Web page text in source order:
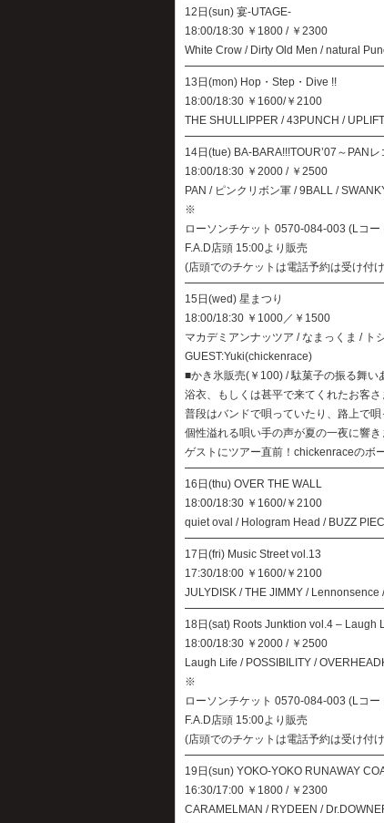
12日(sun) 宴-UTAGE-
18:00/18:30 ￥1800 / ￥2300
White Crow / Dirty Old Men / natural
13日(mon) Hop・Step・Dive !!
18:00/18:30 ￥1600/￥2100
THE SHULLIPPER / 43PUNCH /
14日(tue) BA-BARA!!!TOUR’07～PANレ
18:00/18:30 ￥2000 / ￥2500
PAN / ピンクリボン軍 / 9BALL /
※
ローソンチケット 0570-084-003 (Lコ
F.A.D店頭 15:00より販売
(店頭でのチケットは電話予約は受け付
15日(wed) 星まつり
18:00/18:30 ￥1000／￥1500
マカデミアンナッツア / なまっくま / ト
GUEST:Yuki(chickenrace)
■かき氷販売(￥100) / 駄菓子の振る舞い
浴衣、もしくは甚平で来てくれたお客
普段はバンドで唄っていたり、路上で唄
個性溢れる唄い手の声が夏の一夜に響き
ゲストにツアー直前！chickenraceのボ
16日(thu) OVER THE WALL
18:00/18:30 ￥1600/￥2100
quiet oval / Hologram Head / BUZZ
17日(fri) Music Street vol.13
17:30/18:00 ￥1600/￥2100
JULYDISK / THE JIMMY /
18日(sat) Roots Junktion vol.4 – Laugh
18:00/18:30 ￥2000 / ￥2500
Laugh Life / POSSIBILITY /
※
ローソンチケット 0570-084-003 (Lコ
F.A.D店頭 15:00より販売
(店頭でのチケットは電話予約は受け付
19日(sun) YOKO-YOKO RUNAWAY
16:30/17:00 ￥1800 / ￥2300
CARAMELMAN / RYDEEN /